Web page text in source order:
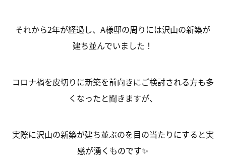
それから2年が経過し、A様邸の周りには沢山の新築が
建ち並んでいました！
コロナ禍を皮切りに新築を前向きにご検討される方も多
くなったと聞きますが、
実際に沢山の新築が建ち並ぶのを目の当たりにすると実
感が湧くものです✨